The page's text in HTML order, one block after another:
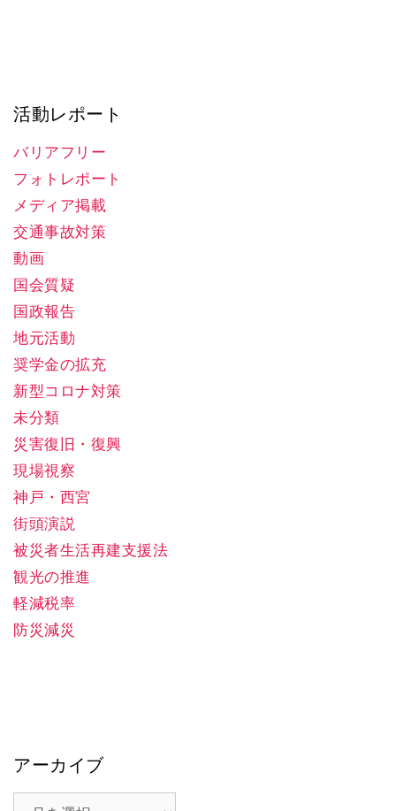
活動レポート
バリアフリー
フォトレポート
メディア掲載
交通事故対策
動画
国会質疑
国政報告
地元活動
奨学金の拡充
新型コロナ対策
未分類
災害復旧・復興
現場視察
神戸・西宮
街頭演説
被災者生活再建支援法
観光の推進
軽減税率
防災減災
アーカイブ